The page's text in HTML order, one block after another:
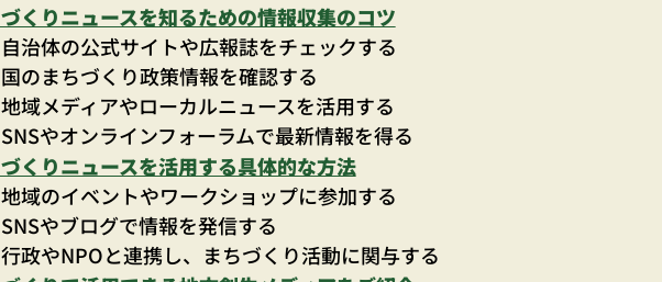
くりニュースを知るための情報収集のコツ
自治体の公式サイトや広報誌をチェックする
国のまちづくり政策情報を確認する
地域メディアやローカルニュースを活用する
SNSやオンラインフォーラムで最新情報を得る
くりニュースを活用する具体的な方法
地域のイベントやワークショップに参加する
SNSやブログで情報を発信する
行政やNPOと連携し、まちづくり活動に関与する